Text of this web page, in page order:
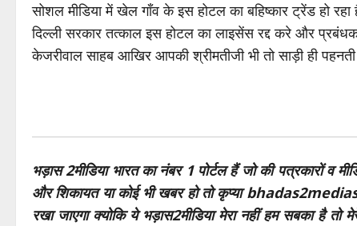
सोशल मीडिया में खेल गाँव के इस होटल का बहिष्कार ट्रेंड हो रहा
दिल्ली सरकार तत्काल इस होटल का लाइसेंस रद्द करे और
केजरीवाल साहब आखिर आपकी श्रीमतीजी भी तो साड़ी ही
भड़ास 2मीडिया भारत का नंबर 1 पोर्टल हैं जो की पत्रकारों
और शिकायत या कोई भी खबर हो तो कृप्या
रखा जाएगा क्योकि ये भड़ास2मीडिया मेरा नहीं हम सबका है